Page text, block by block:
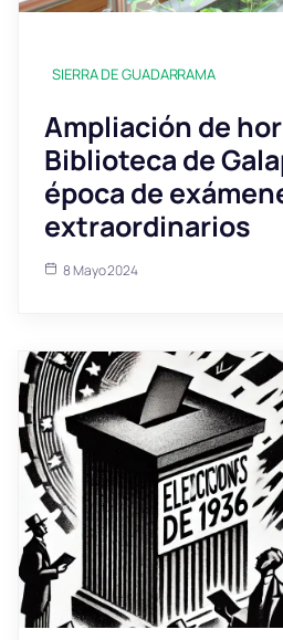
SIERRA DE GUADARRAMA
Ampliación de
Biblioteca de
época de
extraordinarios
8 Mayo 2024